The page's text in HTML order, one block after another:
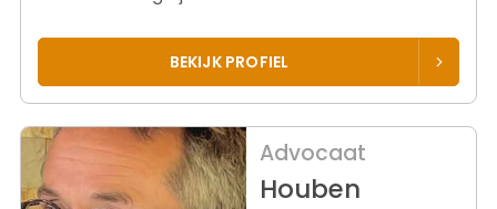
BEKIJK PROFIEL
Advocaat
Houben